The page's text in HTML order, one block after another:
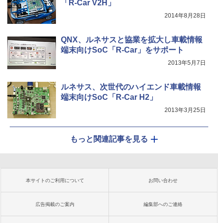
「R-Car V2H」
2014年8月28日
QNX、ルネサスと協業を拡大し車載情報
端末向けSoC「R-Car」をサポート
2013年5月7日
ルネサス、次世代のハイエンド車載情報
端末向けSoC「R-Car H2」
2013年3月25日
もっと関連記事を見る
本サイトのご利用について お問い合わせ
広告掲載のご案内 編集部へのご連絡